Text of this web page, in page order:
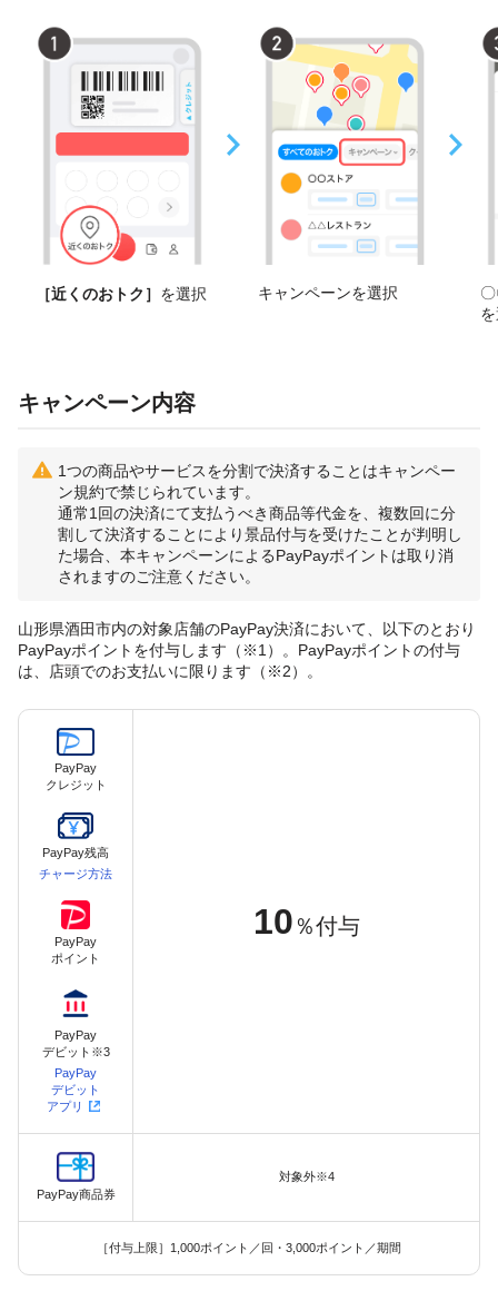
［近くのおトク］ を選択 キャンペーンを選択
キャンペーン内容
1つの商品やサービスを分割で決済することはキャンペー
ン規約で禁じられています。
通常1回の決済にて支払うべき商品等代金を、複数回に分
割して決済することにより景品付与を受けたことが判明し
た場合、本キャンペーンによるPayPayポイントは取り消
されますのご注意ください。
山形県酒田市内の対象店舗のPayPay決済において、以下のとおり
PayPayポイントを付与します（※1）。PayPayポイントの付与
は、店頭でのお支払いに限ります（※2）。
PayPay
クレジット
PayPay残高
チャージ方法
PayPay
ポイント
PayPay
デビット※3
PayPay
デビット
アプリ
10 ％付与
PayPay商品券
対象外※4
［付与上限］1,000ポイント／回・3,000ポイント／期間